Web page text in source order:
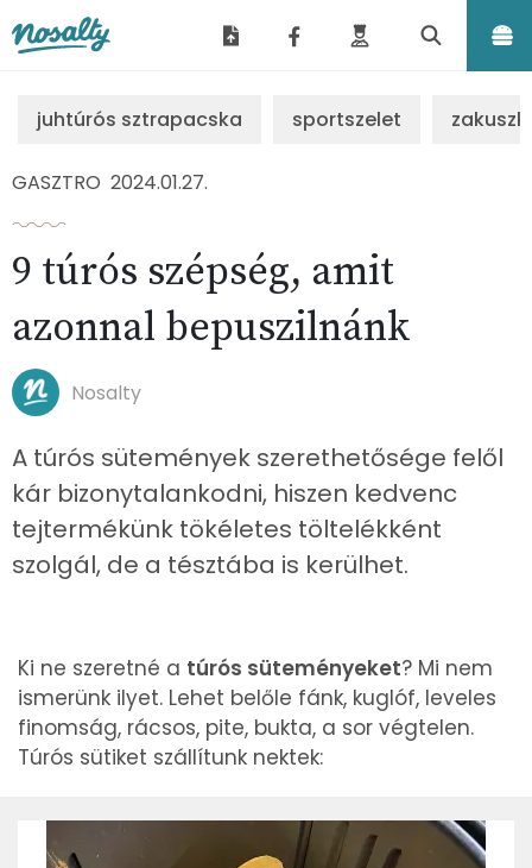
juhtúrós sztrapacska sportszelet
GASZTRO 2024.01.27.
9 túrós szépség, amit
azonnal bepuszilnánk
Nosalty
A túrós sütemények szerethetősége felől
kár bizonytalankodni, hiszen kedvenc
tejtermékünk tökéletes töltelékként
szolgál, de a tésztába is kerülhet.
Ki ne szeretné a túrós süteményeket? Mi nem
ismerünk ilyet. Lehet belőle fánk, kuglóf, leveles
finomság, rácsos, pite, bukta, a sor végtelen.
Túrós sütiket szállítunk nektek: